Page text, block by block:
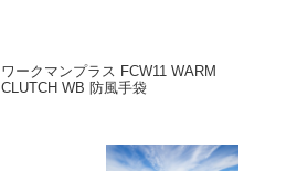
ワークマンプラス FCW11 WARM
CLUTCH WB 防風手袋